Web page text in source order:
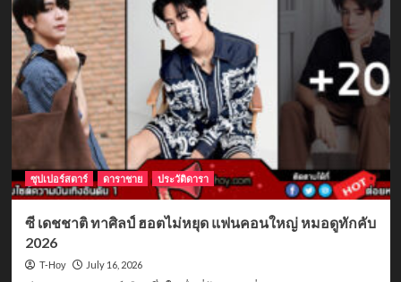
นารี
ประวัติ
นัก
แสดง
GMMTV
จาก
Pluto
สู่
Girl
Rules
ซุปเปอร์สตาร์ ดาราชาย ประวัติดารา
ซี เดชชาติ ทาศิลป์ ฮอตไม่หยุด แฟนคอนใหญ่ หมอดูทักคับ
2026
T-Hoy July 16, 2026